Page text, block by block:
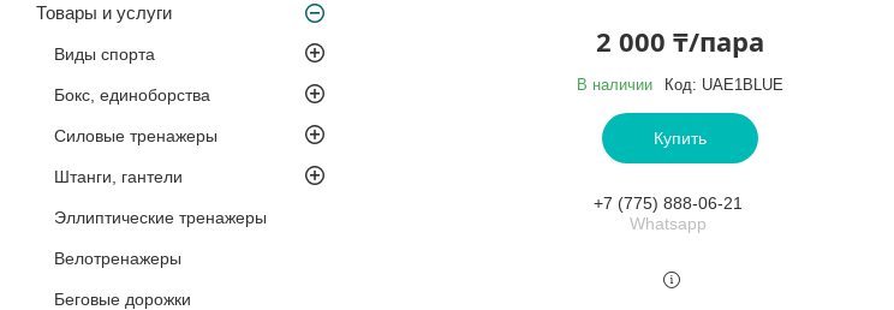
Товары и услуги
Виды спорта
Бокс, единоборства
Силовые тренажеры
Штанги, гантели
Эллиптические тренажеры
Велотренажеры
Беговые дорожки
2 000 ₸/пара
В наличии Код: UAE1BLUE
Купить
+7 (775) 888-06-21
Whatsapp